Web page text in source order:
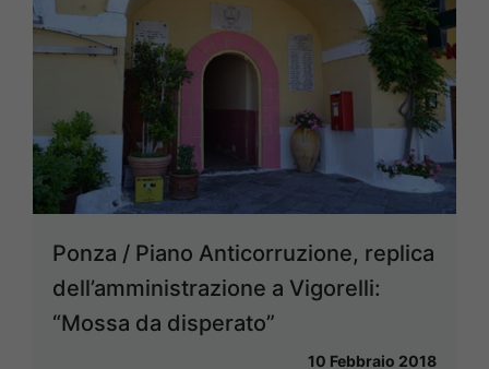
Ponza / Piano Anticorruzione, replica
dell’amministrazione a Vigorelli:
“Mossa da disperato”
10 Febbraio 2018